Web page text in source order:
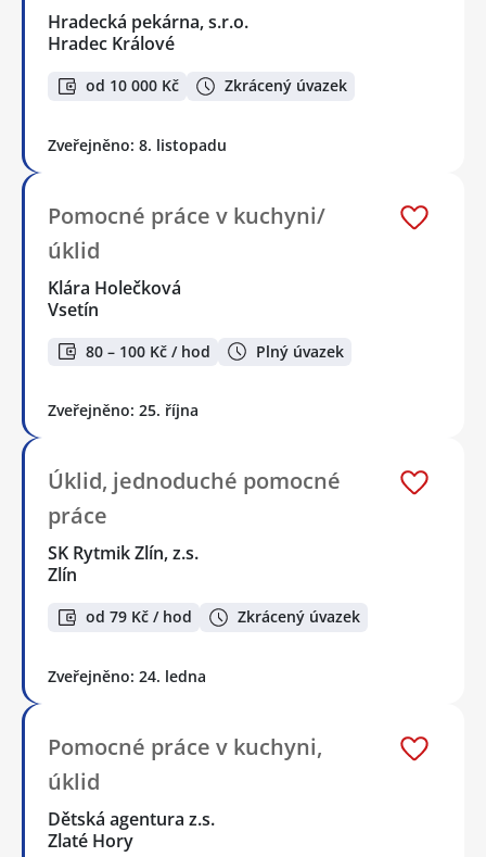
Hradecká pekárna, s.r.o.
Hradec Králové
od 10 000 Kč Zkrácený úvazek
Zveřejněno: 8. listopadu
Pomocné práce v kuchyni/
úklid
Klára Holečková
Vsetín
80 – 100 Kč / hod Plný úvazek
Zveřejněno: 25. října
Úklid, jednoduché pomocné
práce
SK Rytmik Zlín, z.s.
Zlín
od 79 Kč / hod Zkrácený úvazek
Zveřejněno: 24. ledna
Pomocné práce v kuchyni,
úklid
Dětská agentura z.s.
Zlaté Hory